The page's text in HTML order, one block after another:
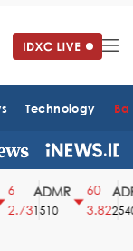
Technology
ADMR
1510
60
3.822540